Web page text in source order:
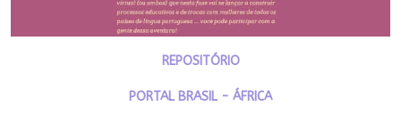
REPOSITÓRIO
PORTAL BRASIL - ÁFRICA